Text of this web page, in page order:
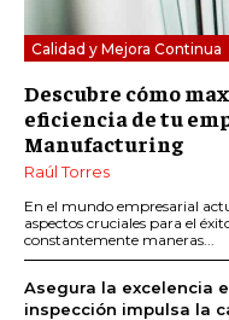
Calidad y Mejora Continua
Descubre cómo
eficiencia de tu
Manufacturing
Raúl Torres
En el mundo empresarial
aspectos cruciales para el
constantemente maneras...
Asegura la excelencia
inspección impulsa la